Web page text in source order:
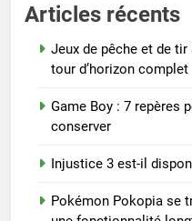
Articles récents
Jeux de pêche et de
tour d’horizon complet
Game Boy : 7 repères
conserver
Injustice 3 est-il
Pokémon Pokopia se